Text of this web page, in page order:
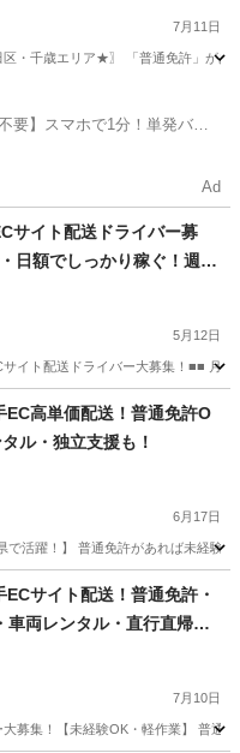
7月11日
・千歳エリア★〗 「普通免許」が
要】スマホで1分！単発バイ
Ad
サイト配送ドライバー募
日額でしっかり稼ぐ！週休
5月12日
サイト配送ドライバー大募集！■■
EC高単価配送！普通免許O
ル・独立支援も！
6月17日
で活躍！】 普通免許があれば未経
ECサイト配送！普通免許・
車両レンタル・直行直帰で
7月10日
大募集！【未経験OK・軽作業】 普